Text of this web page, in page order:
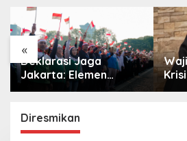
«
Deklarasi Jaga
Jakarta: Elemen
Masyarakat Bersatu
Persatuan
dan
Diresmikan